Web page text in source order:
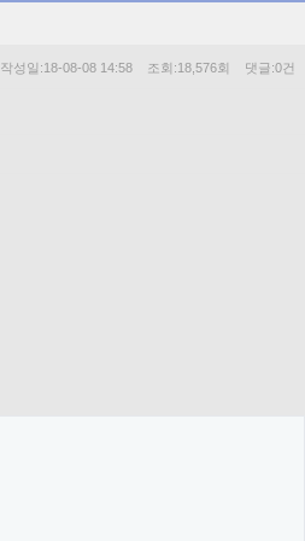
작성일:18-08-08 14:58 조회:18,576회 댓글:0건